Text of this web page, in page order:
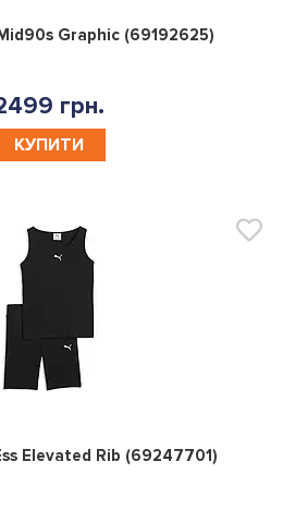
0
Graphic (69192625)
грн.
КУПИТИ
0
Elevated Rib (69247701)